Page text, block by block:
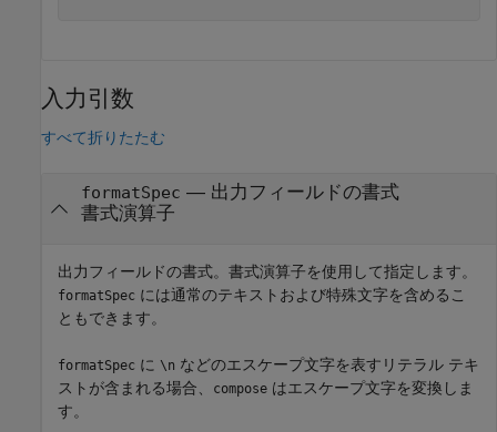
入力引数
すべて折りたたむ
formatSpec — 出力フィールドの書式
書式演算子
出力フィールドの書式。書式演算子を使用して指定します。
formatSpec には通常のテキストおよび特殊文字を含めるこ
ともできます。
formatSpec に \n などのエスケープ文字を表すリテラル テキ
ストが含まれる場合、
compose はエスケープ文字を変換しま
す。